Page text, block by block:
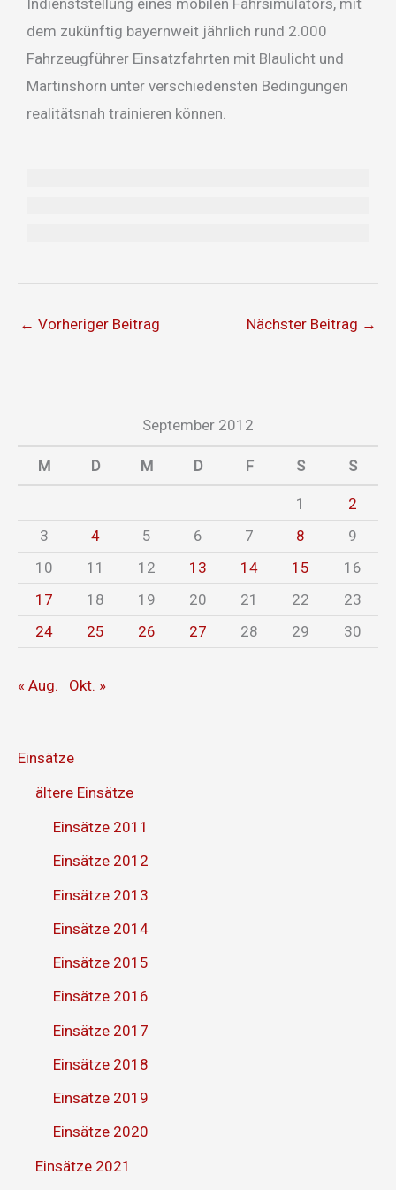
Indienststellung eines mobilen Fahrsimulators, mit
dem zukünftig bayernweit jährlich rund 2.000
Fahrzeugführer Einsatzfahrten mit Blaulicht und
Martinshorn unter verschiedensten Bedingungen
realitätsnah trainieren können.
← Vorheriger Beitrag Nächster Beitrag →
September 2012
M D M D F S S
1
2
3
4 5 6 7 8
9
10
11 12 13 14 15
16
17
18 19 20 21 22
23
24
25 26 27 28 29 30
« Aug. Okt. »
Einsätze
ältere Einsätze
Einsätze 2011
Einsätze 2012
Einsätze 2013
Einsätze 2014
Einsätze 2015
Einsätze 2016
Einsätze 2017
Einsätze 2018
Einsätze 2019
Einsätze 2020
Einsätze 2021